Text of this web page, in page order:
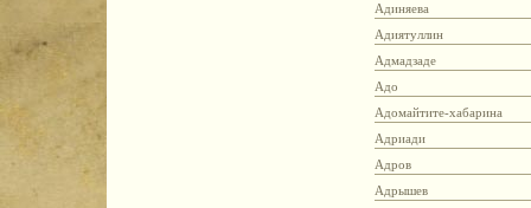
Адиняева
Адиятуллин
Адмадзаде
Адо
Адомайтите-хабарина
Адриади
Адров
Адрышев